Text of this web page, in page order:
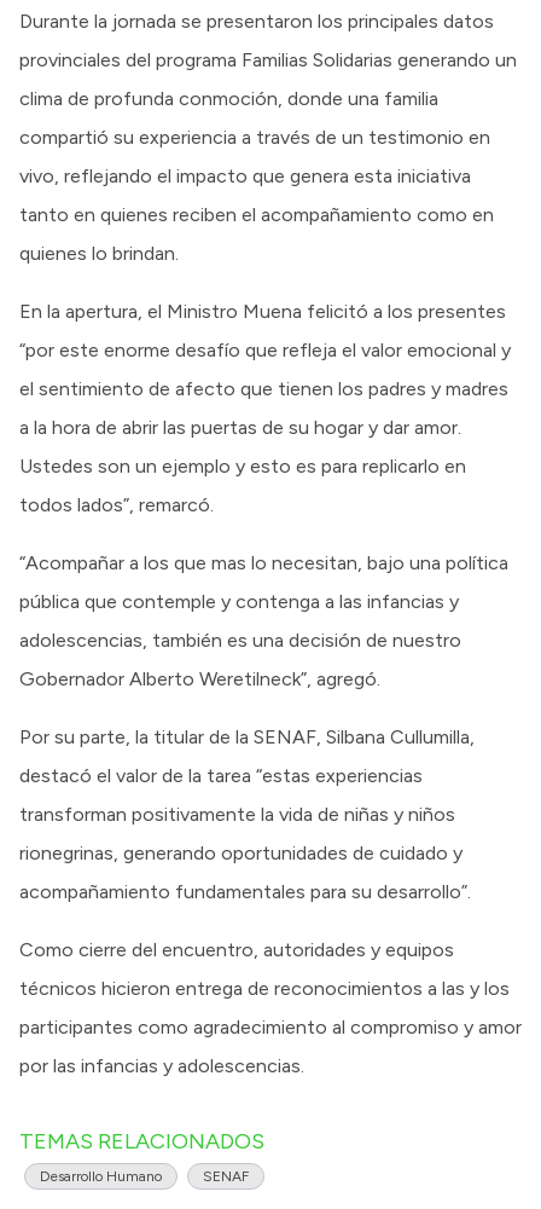
Durante la jornada se presentaron los principales datos
provinciales del programa Familias Solidarias generando un
clima de profunda conmoción, donde una familia
compartió su experiencia a través de un testimonio en
vivo, reflejando el impacto que genera esta iniciativa
tanto en quienes reciben el acompañamiento como en
quienes lo brindan.
En la apertura, el Ministro Muena felicitó a los presentes
“por este enorme desafío que refleja el valor emocional y
el sentimiento de afecto que tienen los padres y madres
a la hora de abrir las puertas de su hogar y dar amor.
Ustedes son un ejemplo y esto es para replicarlo en
todos lados”, remarcó.
“Acompañar a los que mas lo necesitan, bajo una política
pública que contemple y contenga a las infancias y
adolescencias, también es una decisión de nuestro
Gobernador Alberto Weretilneck”, agregó.
Por su parte, la titular de la SENAF, Silbana Cullumilla,
destacó el valor de la tarea “estas experiencias
transforman positivamente la vida de niñas y niños
rionegrinas, generando oportunidades de cuidado y
acompañamiento fundamentales para su desarrollo”.
Como cierre del encuentro, autoridades y equipos
técnicos hicieron entrega de reconocimientos a las y los
participantes como agradecimiento al compromiso y amor
por las infancias y adolescencias.
TEMAS RELACIONADOS
Desarrollo Humano SENAF